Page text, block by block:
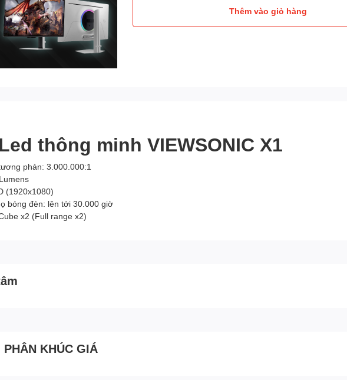
Thêm vào giỏ hàng
thông minh VIEWSONIC X1
phản: 3.000.000:1
(1920x1080)
bóng đèn: lên tới 30.000 giờ
x2 (Full range x2)
KHÚC GIÁ